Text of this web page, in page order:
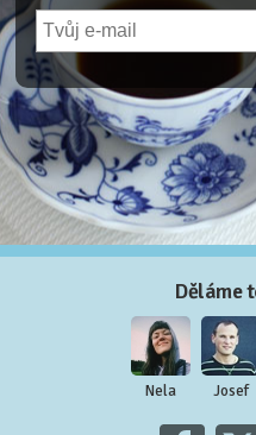
Děláme
Nela Josef